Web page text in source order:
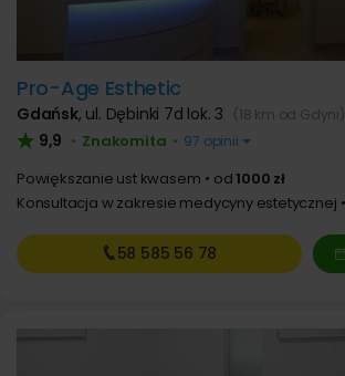
Pro-Age Esthetic
Gdańsk, ul. Dębinki 7d lok. 3 (18 km od Gdyni)
9,9 • Znakomita • 97 opinii
Powiększanie ust kwasem od1000 zł
Konsultacja w zakresie medycyny estetycznej
58 585 56 78